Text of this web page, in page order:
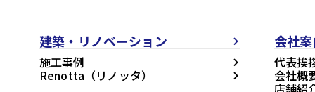
建築・リノベーション arrow_forward_ios
施工事例 arrow_forward_ios
Renotta（リノッタ） arrow_forward_ios
会社
代表挨
会社概